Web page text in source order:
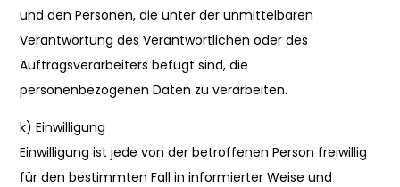
und den Personen, die unter der unmittelbaren
Verantwortung des Verantwortlichen oder des
Auftragsverarbeiters befugt sind, die
personenbezogenen Daten zu verarbeiten.
k) Einwilligung
Einwilligung ist jede von der betroffenen Person freiwillig
für den bestimmten Fall in informierter Weise und